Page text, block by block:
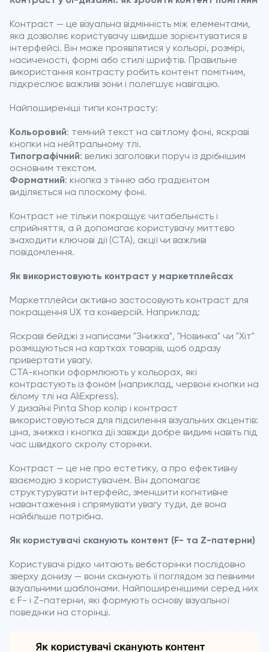
Контраст — це візуальна відмінність між елементами,
яка дозволяє користувачу швидше зорієнтуватися в
інтерфейсі. Він може проявлятися у кольорі, розмірі,
насиченості, формі або стилі шрифтів. Правильне
використання контрасту робить контент помітним,
підкреслює важливі зони і полегшує навігацію.
Найпоширеніші типи контрасту:
Кольоровий: темний текст на світлому фоні, яскраві
кнопки на нейтральному тлі.
Типографічний: великі заголовки поруч із дрібнішим
основним текстом.
Форматний: кнопка з тінню або градієнтом
виділяється на плоскому фоні.
Контраст не тільки покращує читабельність і
сприйняття, а й допомагає користувачу миттєво
знаходити ключові дії (CTA), акції чи важливі
повідомлення.
Як використовують контраст у маркетплейсах
Маркетплейси активно застосовують контраст для
покращення UX та конверсій. Наприклад:
Яскраві бейджі з написами "Знижка", "Новинка" чи "Хіт"
розміщуються на картках товарів, щоб одразу
привертати увагу.
CTA-кнопки оформлюють у кольорах, які
контрастують із фоном (наприклад, червоні кнопки на
білому тлі на AliExpress).
У дизайні Pinta Shop колір і контраст
використовуються для підсилення візуальних акцентів:
ціна, знижка і кнопка дії завжди добре видимі навіть під
час швидкого скролу сторінки.
Контраст — це не про естетику, а про ефективну
взаємодію з користувачем. Він допомагає
структурувати інтерфейс, зменшити когнітивне
навантаження і спрямувати увагу туди, де вона
найбільше потрібна.
Як користувачі сканують контент (F- та Z-патерни)
Користувачі рідко читають вебсторінки послідовно
зверху донизу — вони сканують її поглядом за певними
візуальними шаблонами. Найпоширенішими серед них
є F- і Z-патерни, які формують основу візуальної
поведінки на сторінці.